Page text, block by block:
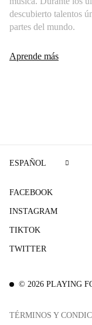
descubierto talentos
partes del mundo.
Aprende más
© 2026 PLAYING
TÉRMINOS Y
FACEBOOK
INSTAGRAM
TIKTOK
TWITTER
ESPAÑOL